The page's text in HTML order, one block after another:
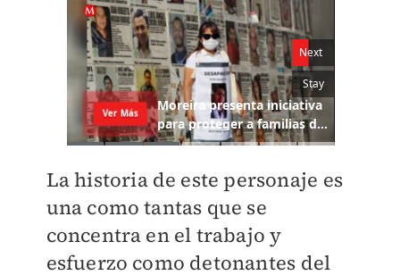
La historia de este personaje es
una como tantas que se
concentra en el trabajo y
esfuerzo como detonantes del